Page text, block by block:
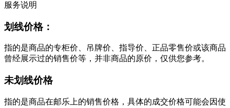
服务说明
划线价格：
指的是商品的专柜价、吊牌价、指导价、正品零售价或该商品
曾经展示过的销售价等，并非商品的原价，仅供您参考。
未划线价格
指的是商品在邮乐上的销售价格，具体的成交价格可能会因使